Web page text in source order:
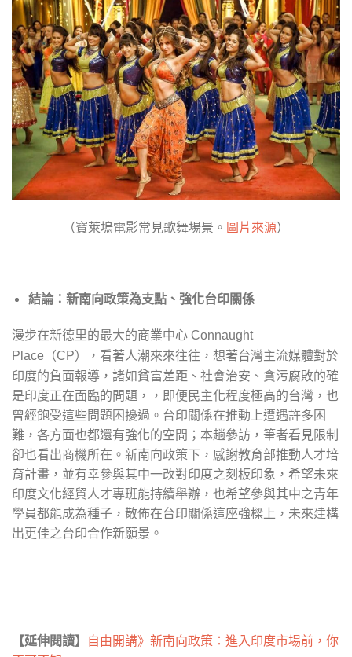
（寶萊塢電影常見歌舞場景。 圖片來源）
結論：新南向政策為支點、強化台印關係
漫步在新德里的最大的商業中心 Connaught
Place
（CP），看著人潮來來往往，想著台灣主流媒體對於
印度的負面報導，諸如貧富差距、社會治安、貪污腐敗的確
是印度正在面臨的問題，，即便民主化程度極高的台灣，也
曾經飽受這些問題困擾過。台印關係在推動上遭遇許多困
難，各方面也都還有強化的空間；本趟參訪，筆者看見限制
卻也看出商機所在。新南向政策下，感謝教育部推動人才培
育計畫，並有幸參與其中一改對印度之刻板印象，希望未來
印度文化經貿人才專班能持續舉辦，也希望參與其中之青年
學員都能成為種子，散佈在台印關係這座強樑上，未來建構
出更佳之台印合作新願景。
【延伸閱讀】
自由開講》新南向政策：進入印度市場前，你